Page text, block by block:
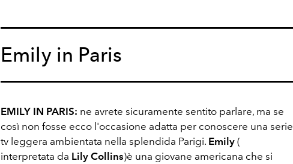
Emily in Paris
EMILY IN PARIS: ne avrete sicuramente sentito parlare, ma se
così non fosse ecco l'occasione adatta per conoscere una serie
tv leggera ambientata nella splendida Parigi. Emily (
interpretata da Lily Collins)è una giovane americana che si